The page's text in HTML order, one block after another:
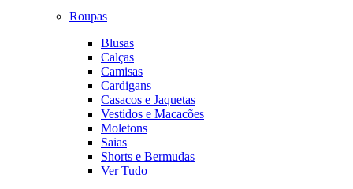
Roupas
Blusas
Calças
Camisas
Cardigans
Casacos e Jaquetas
Vestidos e Macacões
Moletons
Saias
Shorts e Bermudas
Ver Tudo